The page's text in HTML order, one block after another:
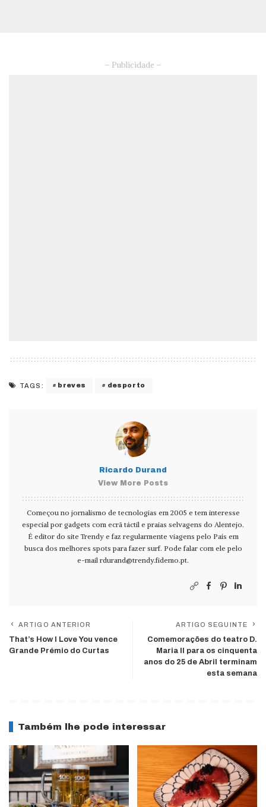
– Publicidade –
TAGS: breves desporto
Ricardo Durand
View More Posts
Começou no jornalismo de tecnologias em 2005 e tem interesse
especial por gadgets com ecrã táctil e praias selvagens do Alentejo.
É editor do site Trendy e faz regularmente viagens pelo País em
busca dos melhores spots para fazer surf. Pode falar com ele pelo
e-mail rdurand@trendy.fidemo.pt.
ARTIGO ANTERIOR
That’s How I Love You vence
Grande Prémio do Curtas
ARTIGO SEGUINTE
Comemorações do teatro D.
Maria II para os cinquenta
anos do 25 de Abril terminam
esta semana
Também lhe pode interessar